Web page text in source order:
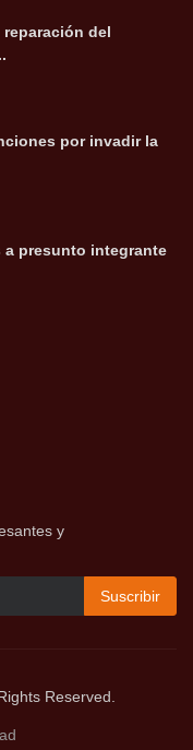
reparación del
por invadir la
a presunto integrante
y
Suscribir
Reserved.